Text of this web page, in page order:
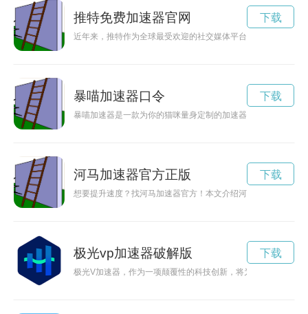
推特免费加速器官网
近年来，推特作为全球最受欢迎的社交媒体平台之一，不仅成
下载
暴喵加速器口令
暴喵加速器是一款为你的猫咪量身定制的加速器，帮助它们更
下载
河马加速器官方正版
想要提升速度？找河马加速器官方！本文介绍河马加速器官方
下载
极光vp加速器破解版
极光V加速器，作为一项颠覆性的科技创新，将为未来的发展
下载